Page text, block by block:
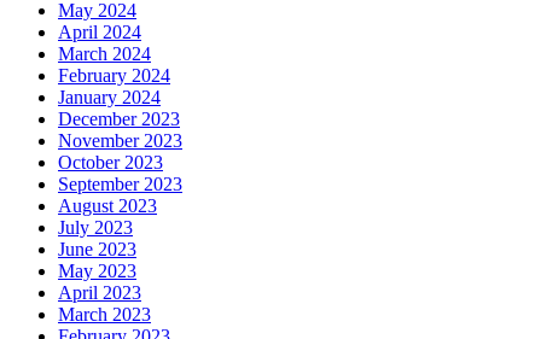
May 2024
April 2024
March 2024
February 2024
January 2024
December 2023
November 2023
October 2023
September 2023
August 2023
July 2023
June 2023
May 2023
April 2023
March 2023